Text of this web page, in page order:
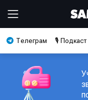
Телеграм 🎙️